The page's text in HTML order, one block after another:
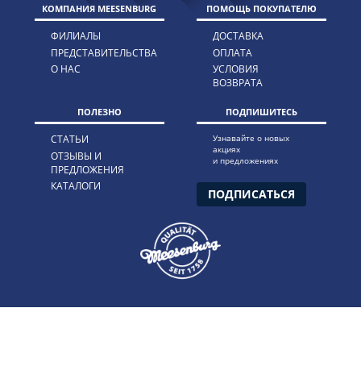
КОМПАНИЯ MEESENBURG
ФИЛИАЛЫ
ПРЕДСТАВИТЕЛЬСТВА
О НАС
ПОМОЩЬ ПОКУПАТЕЛЮ
ДОСТАВКА
ОПЛАТА
УСЛОВИЯ
ВОЗВРАТА
ПОЛЕЗНО
СТАТЬИ
ОТЗЫВЫ И
ПРЕДЛОЖЕНИЯ
КАТАЛОГИ
ПОДПИШИТЕСЬ
Узнавайте о новых
акциях
и предложениях
ПОДПИСАТЬСЯ